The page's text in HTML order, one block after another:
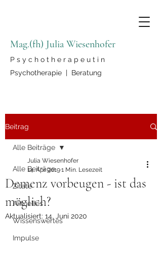
Mag.(fh) Julia Wiesenhofer
P s y c h o t h e r a p e u t i n
Psychotherapie | Beratung
Beitrag
Alle Beiträge
Zitate
Aktuelles
Wissenswertes
Impulse
Alle Beiträge
Demenz vorbeugen - ist das
möglich?
Julia Wiesenhofer
14. Apr. 20191 Min. Lesezeit
Aktualisiert: 14. Juni 2020